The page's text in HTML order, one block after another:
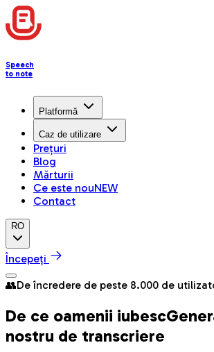
Speech
to note
Platformă
Caz de utilizare
Prețuri
Blog
Mărturii
Ce este nouNEW
Contact
RO
Începeți
👥De încredere de peste 8.000 de
De ce oamenii iubesc
nostru de transcriere